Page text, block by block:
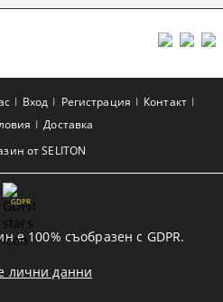
от SELITON
Вход Регистрация
Контакт
Доставка
GDPR
е 100% съобразен с GDPR.
лични данни